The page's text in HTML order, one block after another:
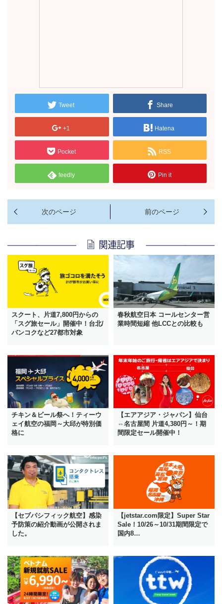
Tweet Share
+1 Hatena
Pocket RSS
feedly Pin it
スクート、片道7,800円からの
「スグ旅セール」開催中！台北/
バンコクなど27都市対象
春秋航空日本 コールセンター営
業時間短縮 他LCCとの比較も
チキン＆ビール祭へ！ティーウ
ェイ航空の福岡～大邱が特別価
格に
【エアアジア・ジャパン】仙台
⇔名古屋間 片道4,380円～！期
間限定セール開催中！
【セブパシフィック航空】感染
予防策の紹介動画が公開されま
した。
【jetstar.com限定】Super Star
Sale！10/26～10/31期間限定で
国内8…